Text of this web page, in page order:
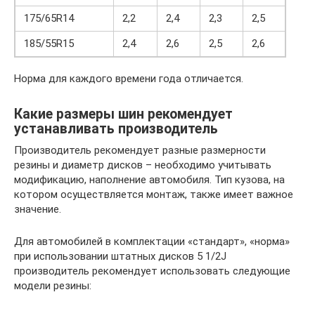
175/65R14
2,2 2,4 2,3
2,5
185/55R15
2,4 2,6 2,5 2,6
Норма для каждого времени года отличается.
Какие размеры шин рекомендует
устанавливать производитель
Производитель рекомендует разные размерности
резины и диаметр дисков – необходимо учитывать
модификацию, наполнение автомобиля. Тип кузова, на
котором осуществляется монтаж, также имеет важное
значение.
Для автомобилей в комплектации «стандарт», «норма»
при использовании штатных дисков 5 1/2J
производитель рекомендует использовать следующие
модели резины: